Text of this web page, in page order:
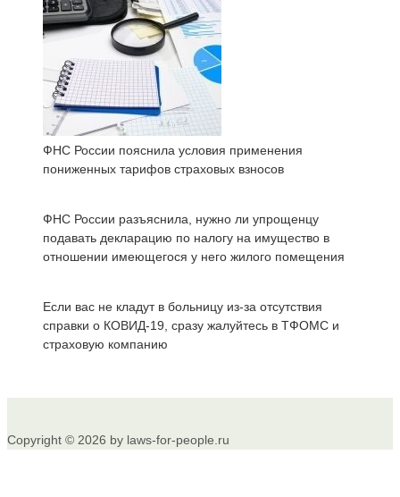
ФНС России пояснила условия применения
пониженных тарифов страховых взносов
ФНС России разъяснила, нужно ли упрощенцу
подавать декларацию по налогу на имущество в
отношении имеющегося у него жилого помещения
Если вас не кладут в больницу из-за отсутствия
справки о КОВИД-19, сразу жалуйтесь в ТФОМС и
страховую компанию
Copyright © 2026 by laws-for-people.ru